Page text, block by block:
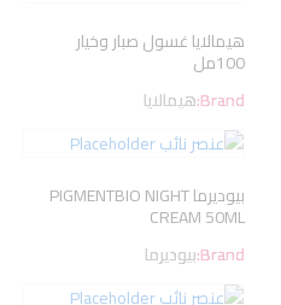
هيمالايا غسول صبار وخيار
100مل
Brand:هيمالايا
بيوديرما PIGMENTBIO NIGHT
CREAM 50ML
Brand:بيوديرما